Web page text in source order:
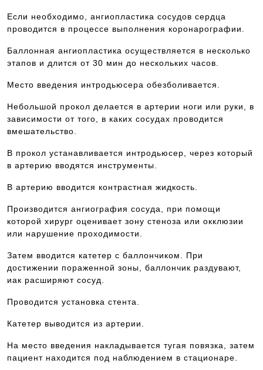
Если необходимо, ангиопластика сосудов сердца
проводится в процессе выполнения коронарографии.
Баллонная ангиопластика осуществляется в несколько
этапов и длится от 30 мин до нескольких часов.
Место введения интродьюсера обезболивается.
Небольшой прокол делается в артерии ноги или руки, в
зависимости от того, в каких сосудах проводится
вмешательство.
В прокол устанавливается интродьюсер, через который
в артерию вводятся инструменты.
В артерию вводится контрастная жидкость.
Производится ангиография сосуда, при помощи
которой хирург оценивает зону стеноза или окклюзии
или нарушение проходимости.
Затем вводится катетер с баллончиком. При
достижении пораженной зоны, баллончик раздувают,
иак расширяют сосуд.
Проводится установка стента.
Катетер выводится из артерии.
На место введения накладывается тугая повязка, затем
пациент находится под наблюдением в стационаре.